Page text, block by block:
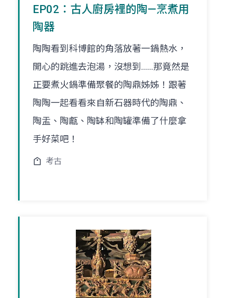
EP02：古人廚房裡的陶—烹煮用
陶器
陶陶看到科博館的角落放著一鍋熱水，
開心的跳進去泡湯，沒想到......那竟然是
正要煮火鍋準備聚餐的陶鼎姊姊！跟著
陶陶一起看看來自新石器時代的陶鼎、
陶盂、陶甗、陶缽和陶罐準備了什麼拿
手好菜吧！
考古